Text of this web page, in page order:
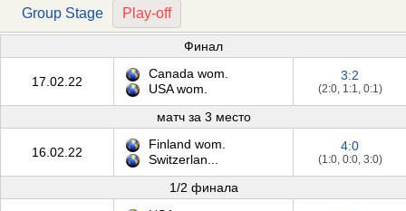
Group Stage Play-off
Финал
17.02.22
Canada wom.
USA wom.
3:2
(2:0, 1:1, 0:1)
матч за 3 место
16.02.22
Finland wom.
Switzerlan...
4:0
(1:0, 0:0, 3:0)
1/2 финала